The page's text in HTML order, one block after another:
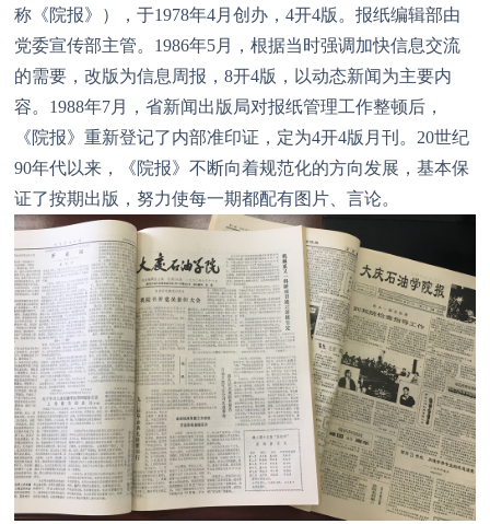
称《院报》），于1978年4月创办，4开4版。报纸编辑部由
党委宣传部主管。1986年5月，根据当时强调加快信息交流
的需要，改版为信息周报，8开4版，以动态新闻为主要内
容。1988年7月，省新闻出版局对报纸管理工作整顿后，
《院报》重新登记了内部准印证，定为4开4版月刊。20世纪
90年代以来，《院报》不断向着规范化的方向发展，基本保
证了按期出版，努力使每一期都配有图片、言论。